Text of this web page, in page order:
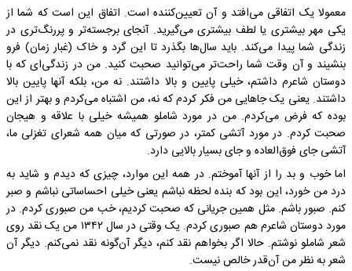
معمولا یک اتفاقی می‌افتد و آن تعیین‌کننده است. اتفاق این است که شما از
یکی مهر بیشتری یا لطف بیشتری می‌گیرید. آنجای برجسته‌تر و پررنگ‌تری در
زندگی شما پیدا می‌کند. باید سال‌ها بگذرد تا این گرد و خاک (غبار زمان) فرو
بنشیند و آن وقت شما راحت‌تر می‌توانید صحبت کنید. من در زندگی‌ای که با
دوستان شاعرم داشتم، خیلی پایین و بالا داشتند. نه من، بلکه آنها پایین بالا
داشتند. یعنی یک جاهایی من فکر کردم که نه، من اشتباه می‌کردم و بهتر از این
بوده که فرض می‌کردم. من در مورد شاملو همیشه خیلی با علاقه و هیجان
صحبت کردم. در مورد آتشی کمتر، در صورتی که میان همه شعرای تغزلی ما،
آتشی جای فوق‌العاده و جای بسیار بالایی دارد.
اما خوب و بد را از آنها آموختم. در همه این موارد، چیزی که دیدم و شاید به
درد من خورد، این بود که بنده لحظه نباشم یعنی خیلی احساساتی نباشم و صبر
کنم. صبور باشم. مثل همین جریانی که صحبت کردیم، خب من صبوری کردم. در
مورد دوستان شاعرم هم صبوری کردم. یک وقتی در سال ۱۳۴۲ من یک نقد روی
شعر شاملو نوشتم. حالا اگر بخواهم نقد کنم، دیگر آن‌گونه نقد نمی‌کنم. دیگر آن
شعر به نظر من آن‌قدر خالص نیست.